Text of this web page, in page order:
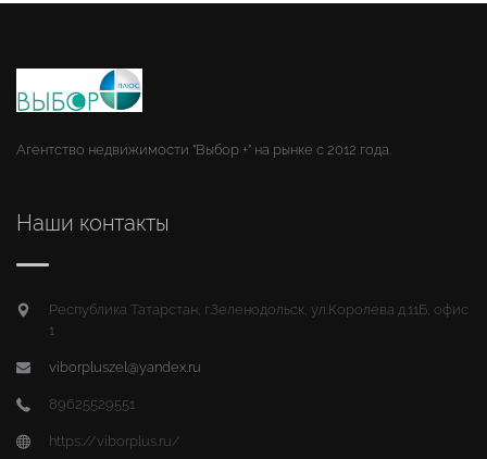
Агентство недвижимости "Выбор +" на рынке с 2012 года.
Наши контакты
Республика Татарстан, г.Зеленодольск, ул.Королева д.11Б, офис
1
viborpluszel@yandex.ru
89625529551
https://viborplus.ru/